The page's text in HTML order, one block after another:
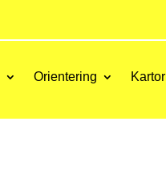
Orientering Kartor